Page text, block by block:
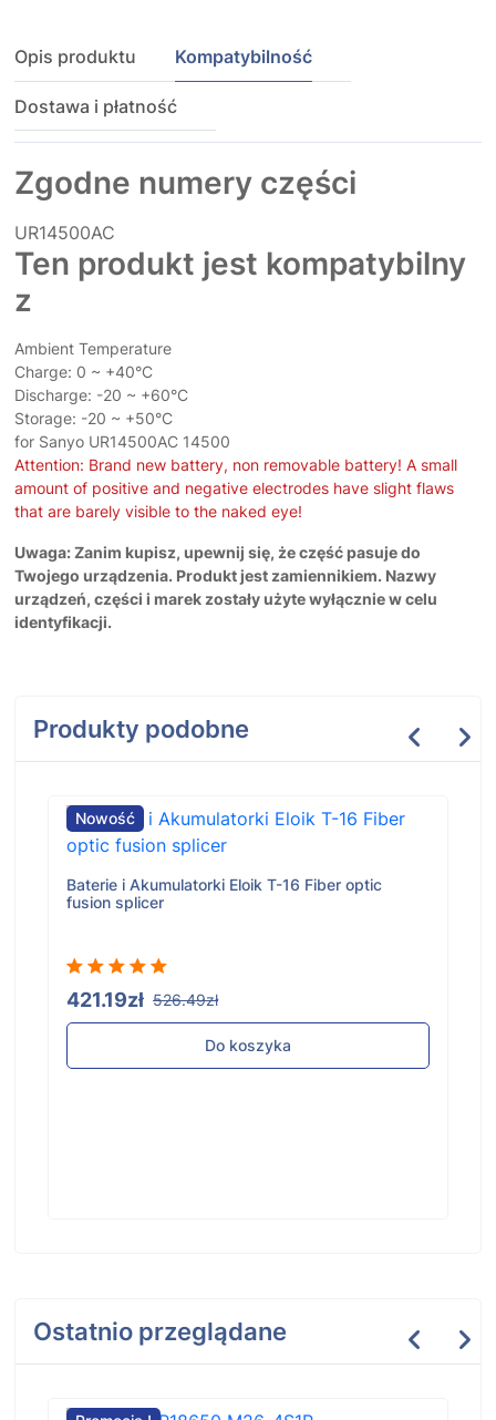
Opis produktu Kompatybilność
Dostawa i płatność
Zgodne numery części
UR14500AC
Ten produkt jest kompatybilny
z
Ambient Temperature
Charge: 0 ~ +40°C
Discharge: -20 ~ +60°C
Storage: -20 ~ +50°C
for Sanyo UR14500AC 14500
Attention: Brand new battery, non removable battery! A small
amount of positive and negative electrodes have slight flaws
that are barely visible to the naked eye!
Uwaga: Zanim kupisz, upewnij się, że część pasuje do
Twojego urządzenia. Produkt jest zamiennikiem. Nazwy
urządzeń, części i marek zostały użyte wyłącznie w celu
identyfikacji.
Produkty podobne
Nowość
Baterie i Akumulatorki Eloik T-16 Fiber optic
fusion splicer
421.19zł 526.49zł
Do koszyka
Ostatnio przeglądane